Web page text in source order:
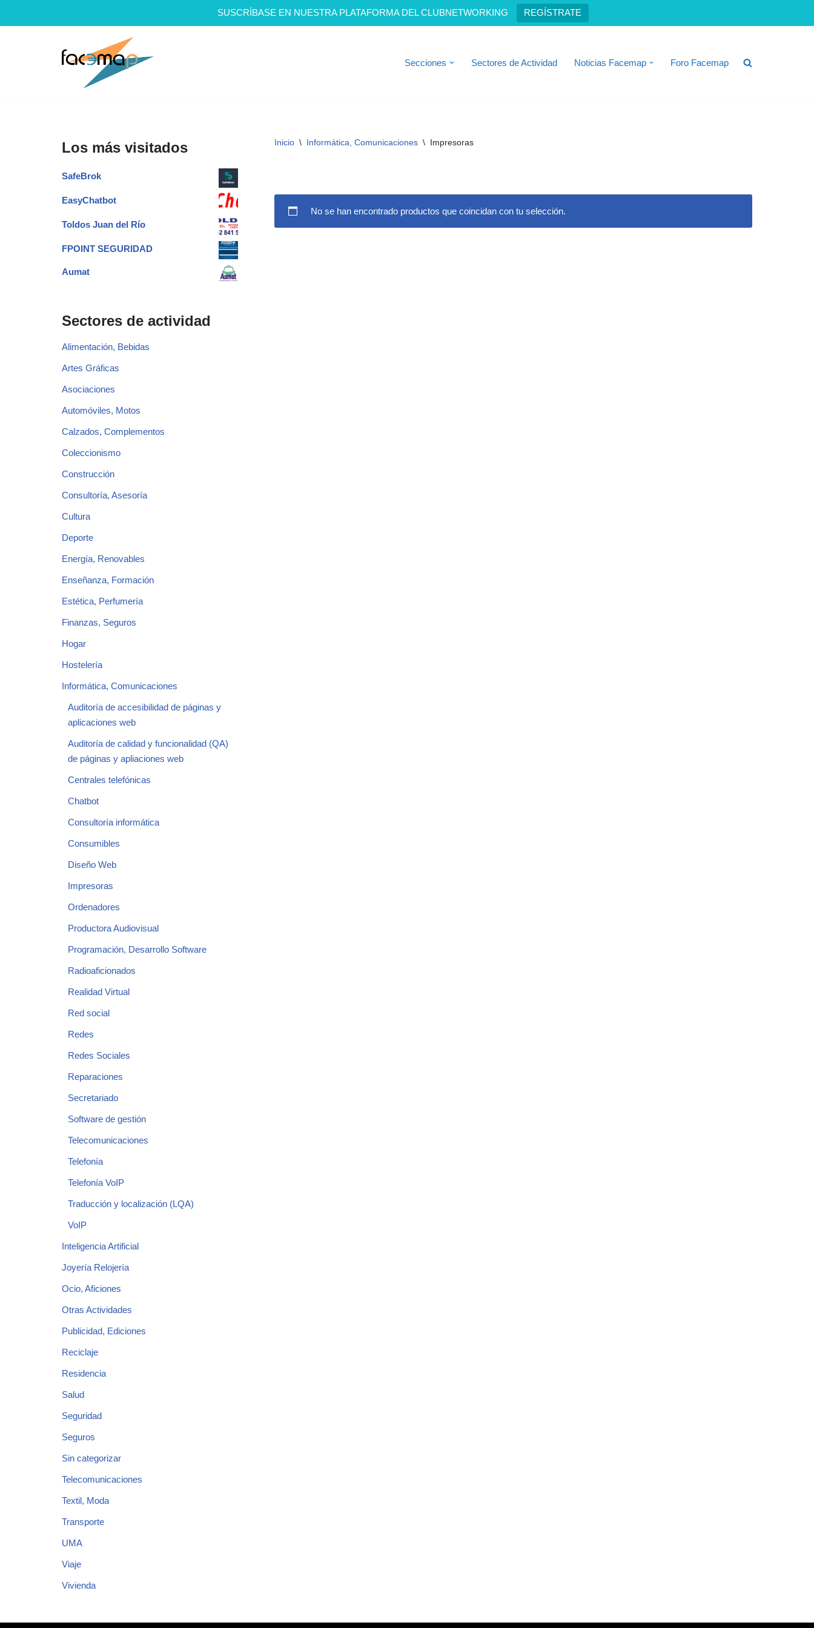
SUSCRÍBASE EN NUESTRA PLATAFORMA DEL CLUBNETWORKING REGÍSTRATE
Secciones Sectores de Actividad Noticias Facemap Foro Facemap
Los más visitados
SafeBrok
EasyChatbot
Toldos Juan del Río
FPOINT SEGURIDAD
Aumat
Sectores de actividad
Alimentación, Bebidas
Artes Gráficas
Asociaciones
Automóviles, Motos
Calzados, Complementos
Coleccionismo
Construcción
Consultoría, Asesoría
Cultura
Deporte
Energía, Renovables
Enseñanza, Formación
Estética, Perfumería
Finanzas, Seguros
Hogar
Hostelería
Informática, Comunicaciones
Auditoría de accesibilidad de páginas y
aplicaciones web
Auditoría de calidad y funcionalidad (QA)
de páginas y apliaciones web
Centrales telefónicas
Chatbot
Consultoría informática
Consumibles
Diseño Web
Impresoras
Ordenadores
Productora Audiovisual
Programación, Desarrollo Software
Radioaficionados
Realidad Virtual
Red social
Redes
Redes Sociales
Reparaciones
Secretariado
Software de gestión
Telecomunicaciones
Telefonía
Telefonía VoIP
Traducción y localización (LQA)
VoIP
Inteligencia Artificial
Joyería Relojería
Ocio, Aficiones
Otras Actividades
Publicidad, Ediciones
Reciclaje
Residencia
Salud
Seguridad
Seguros
Sin categorizar
Telecomunicaciones
Textil, Moda
Transporte
UMA
Viaje
Vivienda
Inicio \ Informática, Comunicaciones \ Impresoras
No se han encontrado productos que coincidan con tu selección.